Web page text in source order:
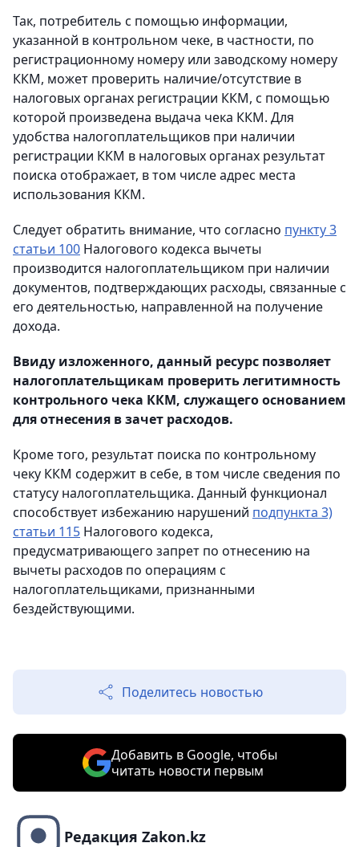
Так, потребитель с помощью информации,
указанной в контрольном чеке, в частности, по
регистрационному номеру или заводскому номеру
ККМ, может проверить наличие/отсутствие в
налоговых органах регистрации ККМ, с помощью
которой произведена выдача чека ККМ. Для
удобства налогоплательщиков при наличии
регистрации ККМ в налоговых органах результат
поиска отображает, в том числе адрес места
использования ККМ.
Следует обратить внимание, что согласно пункту 3
статьи 100 Налогового кодекса вычеты
производится налогоплательщиком при наличии
документов, подтверждающих расходы, связанные с
его деятельностью, направленной на получение
дохода.
Ввиду изложенного, данный ресурс позволяет
налогоплательщикам проверить легитимность
контрольного чека ККМ, служащего основанием
для отнесения в зачет расходов.
Кроме того, результат поиска по контрольному
чеку ККМ содержит в себе, в том числе сведения по
статусу налогоплательщика. Данный функционал
способствует избежанию нарушений подпункта 3)
статьи 115 Налогового кодекса,
предусматривающего запрет по отнесению на
вычеты расходов по операциям с
налогоплательщиками, признанными
бездействующими.
Поделитесь новостью
Добавить в Google, чтобы
читать новости первым
Редакция Zakon.kz